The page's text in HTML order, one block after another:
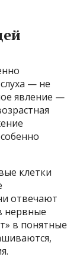
— не
явление —
клетки
отвечают
нервные
в понятные